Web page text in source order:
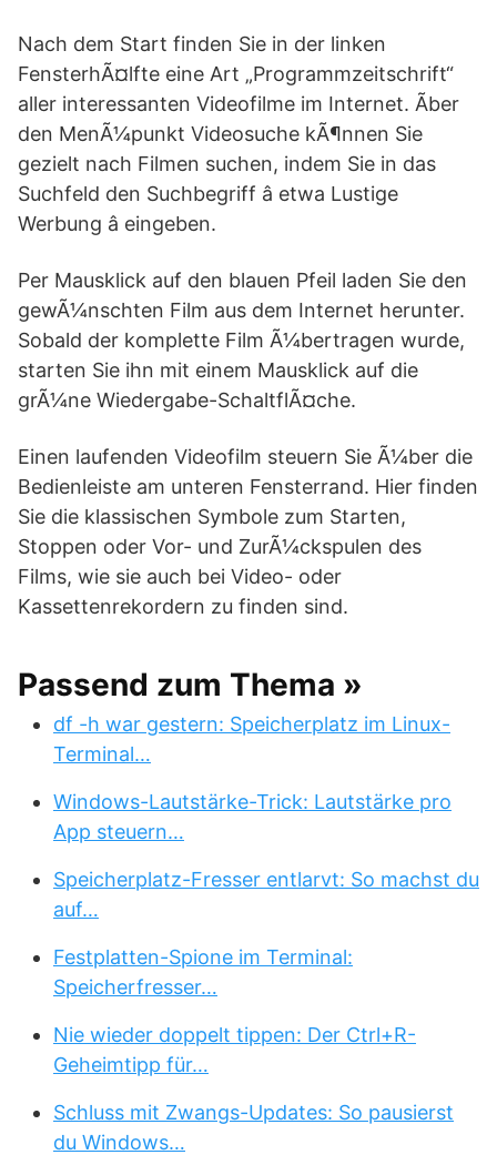
Nach dem Start finden Sie in der linken
FensterhÃ¤lfte eine Art „Programmzeitschrift“
aller interessanten Videofilme im Internet. Ãber
den MenÃ¼punkt Videosuche kÃ¶nnen Sie
gezielt nach Filmen suchen, indem Sie in das
Suchfeld den Suchbegriff â etwa Lustige
Werbung â eingeben.
Per Mausklick auf den blauen Pfeil laden Sie den
gewÃ¼nschten Film aus dem Internet herunter.
Sobald der komplette Film Ã¼bertragen wurde,
starten Sie ihn mit einem Mausklick auf die
grÃ¼ne Wiedergabe-SchaltflÃ¤che.
Einen laufenden Videofilm steuern Sie Ã¼ber die
Bedienleiste am unteren Fensterrand. Hier finden
Sie die klassischen Symbole zum Starten,
Stoppen oder Vor- und ZurÃ¼ckspulen des
Films, wie sie auch bei Video- oder
Kassettenrekordern zu finden sind.
Passend zum Thema »
df -h war gestern: Speicherplatz im Linux-
Terminal…
Windows-Lautstärke-Trick: Lautstärke pro
App steuern…
Speicherplatz-Fresser entlarvt: So machst du
auf…
Festplatten-Spione im Terminal:
Speicherfresser…
Nie wieder doppelt tippen: Der Ctrl+R-
Geheimtipp für…
Schluss mit Zwangs-Updates: So pausierst
du Windows…